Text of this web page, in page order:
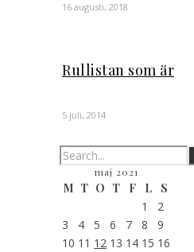
16 augusti, 2018
Rullistan som är
5 juli, 2014
maj 2021
M T O T F L
S
1
2
3
4 5 6 7 8
9
10 11 12 13 14 15 16